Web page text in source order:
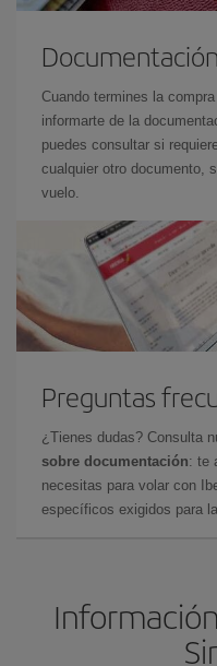
Cuando termines la
informarte de la
puedes consultar si
cualquier otro documento,
vuelo.
Preguntas
¿Tienes dudas? Consulta
sobre documentación: te
necesitas para volar con
específicos exigidos para